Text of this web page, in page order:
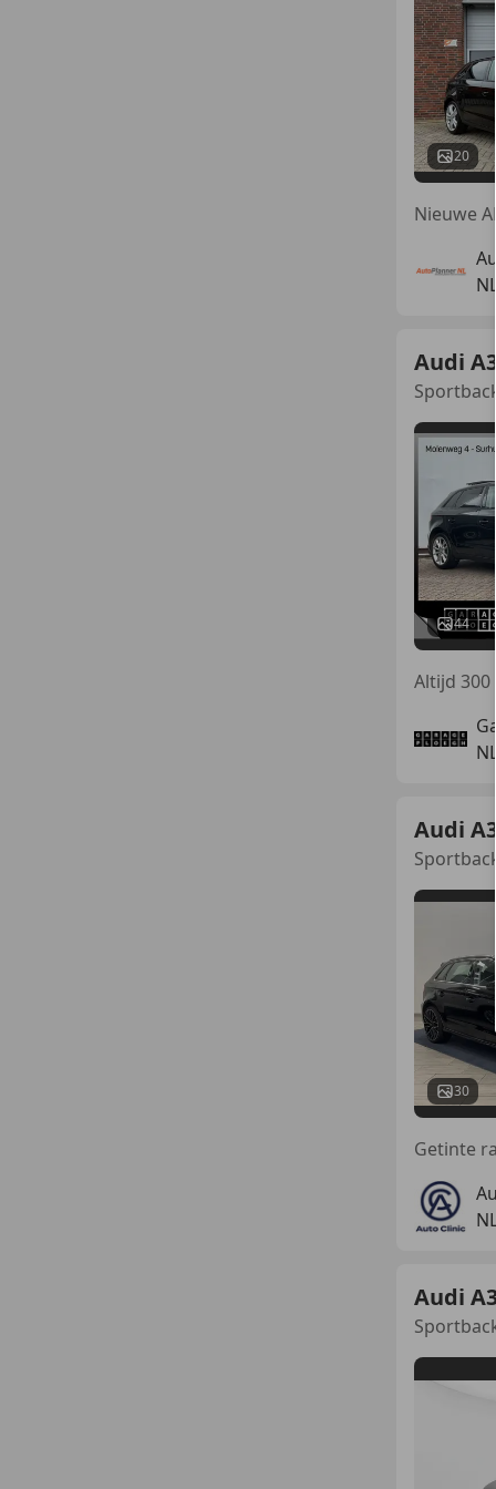
20
Audi A3
44
Altijd
Audi A3
30
Audi